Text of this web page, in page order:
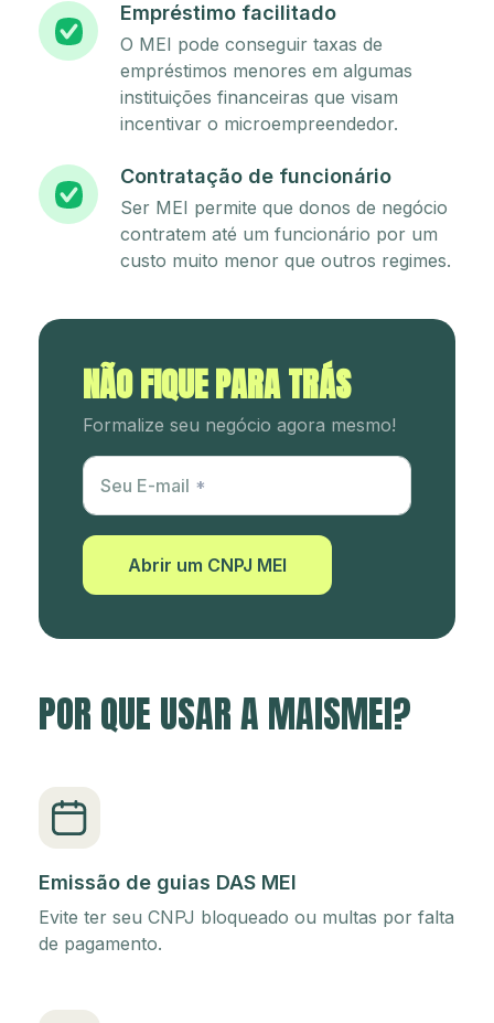
Empréstimo facilitado
O MEI pode conseguir taxas de
empréstimos menores em algumas
instituições financeiras que visam
incentivar o microempreendedor.
Contratação de funcionário
Ser MEI permite que donos de negócio
contratem até um funcionário por um
custo muito menor que outros regimes.
NÃO FIQUE PARA TRÁS
Formalize seu negócio agora mesmo!
Utm Content
Seu E-mail
Abrir um CNPJ MEI
POR QUE USAR A MAISMEI?
Emissão de guias DAS MEI
Evite ter seu CNPJ bloqueado ou multas por falta
de pagamento.